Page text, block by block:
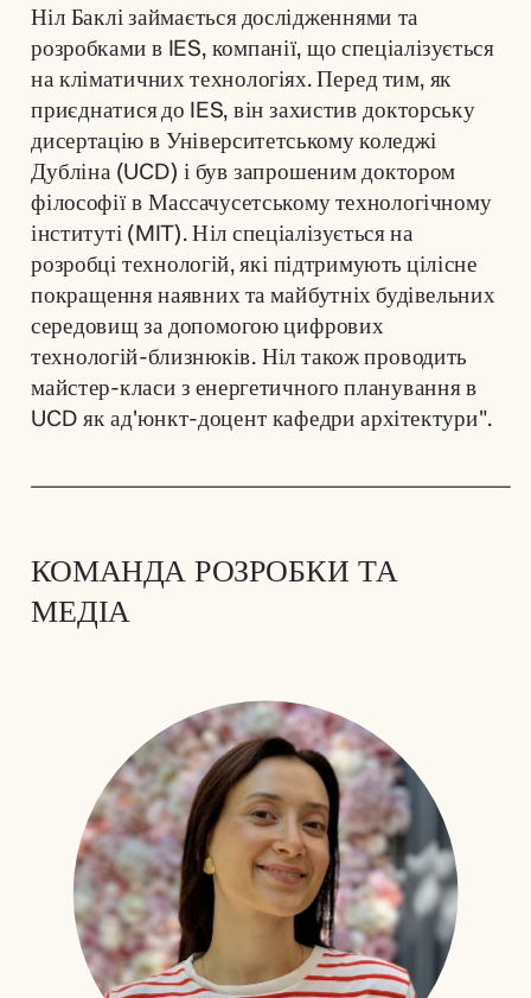
КОМАНДА РОЗРОБКИ ТА
МЕДІА
Ніл Баклі займається дослідженнями та
розробками в IES, компанії, що спеціалізується
на кліматичних технологіях. Перед тим, як
приєднатися до IES, він захистив докторську
дисертацію в Університетському коледжі
Дубліна (UCD) і був запрошеним доктором
філософії в Массачусетському технологічному
інституті (MIT). Ніл спеціалізується на
розробці технологій, які підтримують цілісне
покращення наявних та майбутніх будівельних
середовищ за допомогою цифрових
технологій-близнюків. Ніл також проводить
майстер-класи з енергетичного планування в
UCD як ад'юнкт-доцент кафедри архітектури".